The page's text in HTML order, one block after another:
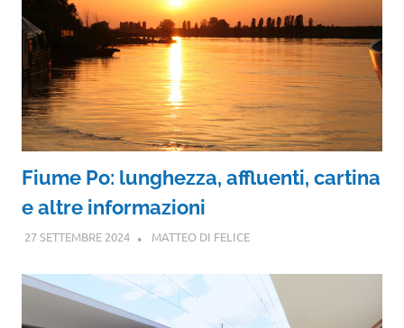
Fiume Po: lunghezza, affluenti, cartina
e altre informazioni
27 SETTEMBRE 2024 MATTEO DI FELICE